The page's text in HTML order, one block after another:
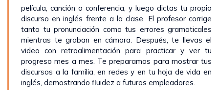
película, canción o conferencia, y luego dictas tu propio
discurso en inglés frente a la clase. El profesor corrige
tanto tu pronunciación como tus errores gramaticales
mientras te graban en cámara. Después, te llevas el
video con retroalimentación para practicar y ver tu
progreso mes a mes. Te preparamos para mostrar tus
discursos a la familia, en redes y en tu hoja de vida en
inglés, demostrando fluidez a futuros empleadores.